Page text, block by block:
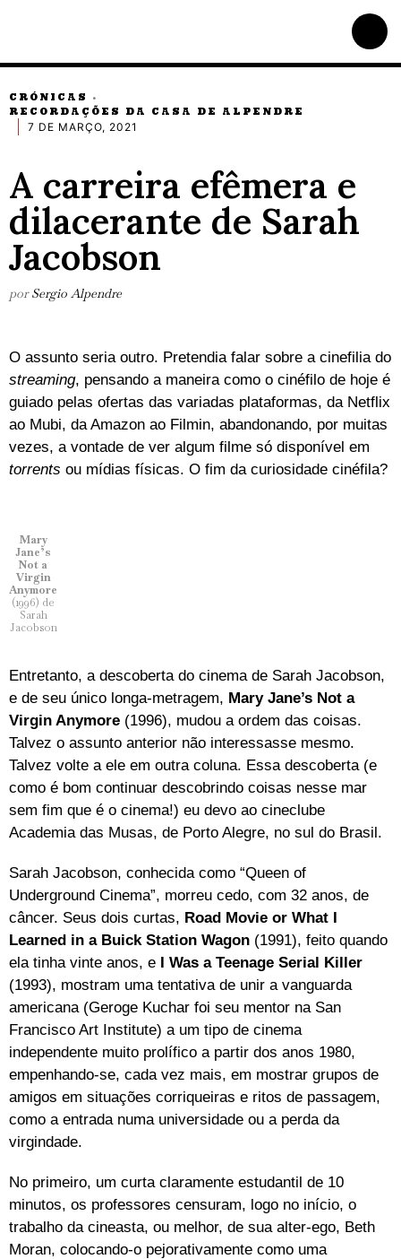
CRÓNICAS
·
RECORDAÇÕES DA CASA DE ALPENDRE
7 DE MARÇO, 2021
A carreira efêmera e
dilacerante de Sarah
Jacobson
porSergio Alpendre
O assunto seria outro. Pretendia falar sobre a cinefilia do
streaming, pensando a maneira como o cinéfilo de hoje é
guiado pelas ofertas das variadas plataformas, da Netflix
ao Mubi, da Amazon ao Filmin, abandonando, por muitas
vezes, a vontade de ver algum filme só disponível em
torrents ou mídias físicas. O fim da curiosidade cinéfila?
Mary
Jane’s
Not a
Virgin
Anymore
(1996) de
Sarah
Jacobson
Entretanto, a descoberta do cinema de Sarah Jacobson,
e de seu único longa-metragem, Mary Jane’s Not a
Virgin Anymore (1996), mudou a ordem das coisas.
Talvez o assunto anterior não interessasse mesmo.
Talvez volte a ele em outra coluna. Essa descoberta (e
como é bom continuar descobrindo coisas nesse mar
sem fim que é o cinema!) eu devo ao cineclube
Academia das Musas, de Porto Alegre, no sul do Brasil.
Sarah Jacobson, conhecida como “Queen of
Underground Cinema”, morreu cedo, com 32 anos, de
câncer. Seus dois curtas, Road Movie or What I
Learned in a Buick Station Wagon (1991), feito quando
ela tinha vinte anos, e I Was a Teenage Serial Killer
(1993), mostram uma tentativa de unir a vanguarda
americana (Geroge Kuchar foi seu mentor na San
Francisco Art Institute) a um tipo de cinema
independente muito prolífico a partir dos anos 1980,
empenhando-se, cada vez mais, em mostrar grupos de
amigos em situações corriqueiras e ritos de passagem,
como a entrada numa universidade ou a perda da
virgindade.
No primeiro, um curta claramente estudantil de 10
minutos, os professores censuram, logo no início, o
trabalho da cineasta, ou melhor, de sua alter-ego, Beth
Moran, colocando-o pejorativamente como uma